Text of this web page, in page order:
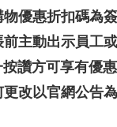
優惠折扣碼為
主動出示員工
讚方可享有優惠
改以官網公告為